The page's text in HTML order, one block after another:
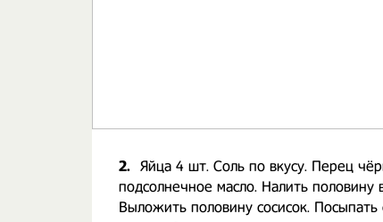
2. Яйца 4 шт. Соль по вкусу. Перец
подсолнечное масло. Налить
Выложить половину сосисок.